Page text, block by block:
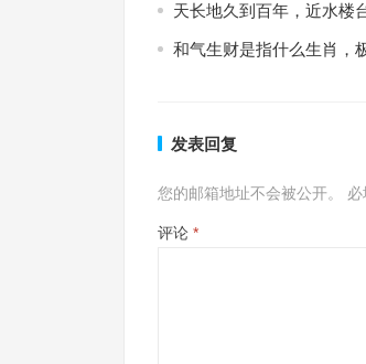
天长地久到百年，近水楼
和气生财是指什么生肖，
发表回复
您的邮箱地址不会被公开。 必
评论 *